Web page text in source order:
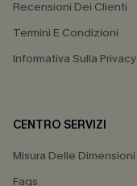
Recensioni Dei Clienti
Termini E Condizioni
Informativa Sulla Privacy
CENTRO SERVIZI
Misura Delle Dimensioni
Faqs